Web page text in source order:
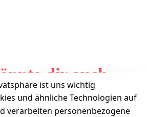
dir auch
gefallen
ist uns wichtig
und ähnliche Technologien auf
verarbeiten personenbezogene